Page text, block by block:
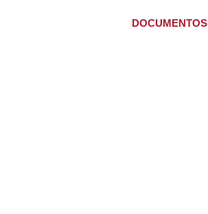
DOCUMENTOS